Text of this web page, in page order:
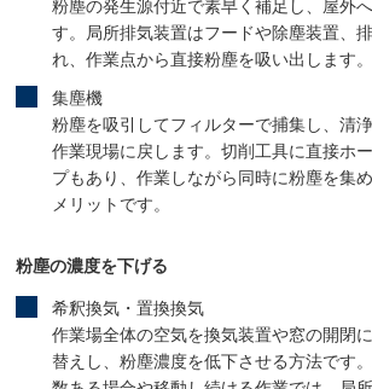
粉塵の発生源付近で素早く補足し、屋外
す。局所排気装置はフードや除塵装置、
れ、作業点から直接粉塵を吸い出します。
集塵機
粉塵を吸引してフィルターで捕集し、清
作業現場に戻します。切削工具に直接ホ
プもあり、作業しながら同時に粉塵を集
メリットです。
粉塵の濃度を下げる
希釈換気・置換換気
作業場全体の空気を換気装置や窓の開閉
替えし、粉塵濃度を低下させる方法です